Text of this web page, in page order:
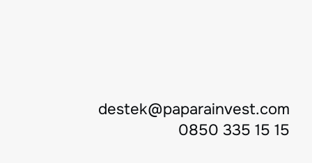
destek@paparainvest.com
0850 335 15 15